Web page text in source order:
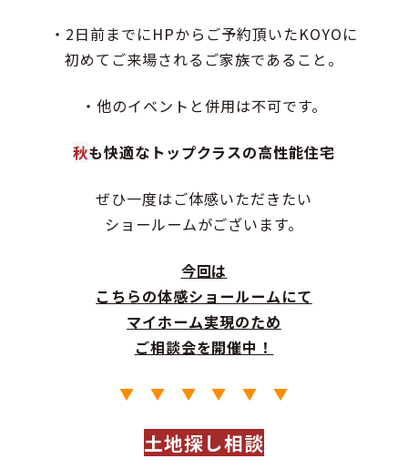
・2日前までにHPからご予約頂いたKOYOに
初めてご来場されるご家族であること。
・他のイベントと併用は不可です。
秋も快適なトップクラスの高性能住宅
ぜひ一度はご体感いただきたい
ショールームがございます。
今回は
こちらの体感ショールームにて
マイホーム実現のため
ご相談会を開催中！
▼ ▼ ▼ ▼ ▼ ▼
土地探し相談